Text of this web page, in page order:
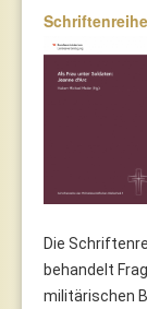
Die
behandelt
militärischen